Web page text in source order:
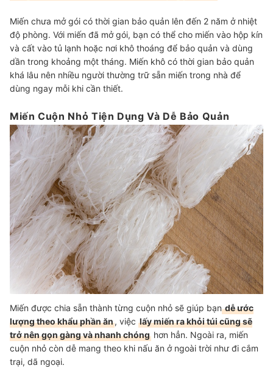
Miến chưa mở gói có thời gian bảo quản lên đến 2 năm ở nhiệt
độ phòng. Với miến đã mở gói, bạn có thể cho miến vào hộp kín
và cất vào tủ lạnh hoặc nơi khô thoáng để bảo quản và dùng
dần trong khoảng một tháng. Miến khô có thời gian bảo quản
khá lâu nên nhiều người thường trữ sẵn miến trong nhà để
dùng ngay mỗi khi cần thiết.
Miến Cuộn Nhỏ Tiện Dụng Và Dễ Bảo Quản
Miến được chia sẵn thành từng cuộn nhỏ sẽ giúp bạndễ ước
lượng theo khẩu phần ăn, việc lấy miến ra khỏi túi cũng sẽ
trở nên gọn gàng và nhanh chóng hơn hẳn. Ngoài ra, miến
cuộn nhỏ còn dễ mang theo khi nấu ăn ở ngoài trời như đi cắm
trại, dã ngoại.